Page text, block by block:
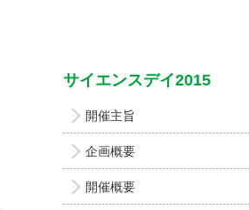
サイエンスデイ2015
開催主旨
企画概要
開催概要